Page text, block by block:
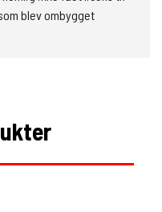
blev ombygget